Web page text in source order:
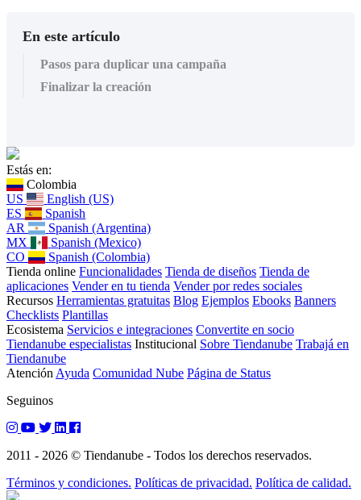
En este artículo
Pasos para duplicar una campaña
Finalizar la creación
Estás en:
Colombia
US
English (US)
ES
Spanish
AR
Spanish (Argentina)
MX
Spanish (Mexico)
CO
Spanish (Colombia)
Tienda online Funcionalidades Tienda de diseños Tienda de
aplicaciones Vender en tu tienda Vender por redes sociales
Recursos Herramientas gratuitas Blog Ejemplos Ebooks Banners
Checklists Plantillas
Ecosistema Servicios e integraciones Convertite en socio
Tiendanube especialistas Institucional Sobre Tiendanube Trabajá en
Tiendanube
Atención Ayuda Comunidad Nube Página de Status
Seguinos
2011 - 2026 © Tiendanube - Todos los derechos reservados.
Términos y condiciones. Políticas de privacidad. Política de calidad.